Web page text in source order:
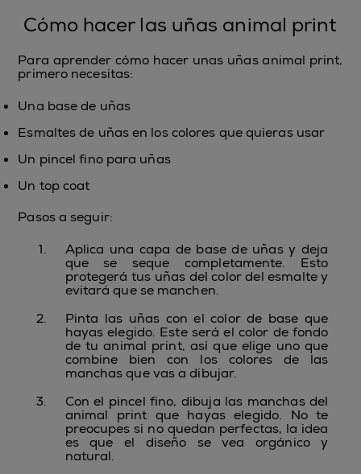
Cómo hacer las uñas animal print
Para aprender cómo hacer unas uñas animal print,
primero necesitas:
Una base de uñas
Esmaltes de uñas en los colores que quieras usar
Un pincel fino para uñas
Un top coat
Pasos a seguir:
Aplica una capa de base de uñas y deja
que se seque completamente. Esto
protegerá tus uñas del color del esmalte y
evitará que se manchen.
Pinta las uñas con el color de base que
hayas elegido. Este será el color de fondo
de tu animal print, así que elige uno que
combine bien con los colores de las
manchas que vas a dibujar.
Con el pincel fino, dibuja las manchas del
animal print que hayas elegido. No te
preocupes si no quedan perfectas, la idea
es que el diseño se vea orgánico y
natural.